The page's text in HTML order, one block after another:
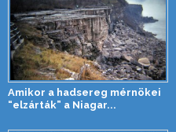
Amikor a hadsereg mérnökei
“elzárták” a Niagar...